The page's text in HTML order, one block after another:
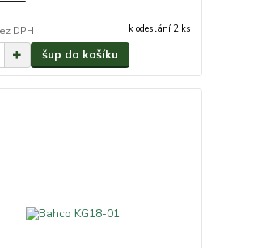
DPH k odeslání 2 ks
šup do košíku